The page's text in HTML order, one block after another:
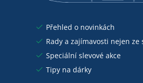
Přehled o novinkách
Rady a zajímavosti nejen ze
Speciální slevové akce
Tipy na dárky